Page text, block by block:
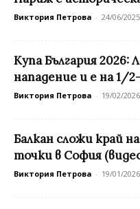
Виктория Петрова - 24/06/2025
Купа България
нападение и е на 1/
Виктория Петрова - 19/02/2026
Балкан сложи край
точки в София
Виктория Петрова - 19/01/2026